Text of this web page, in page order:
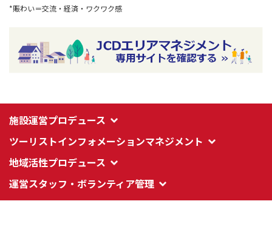
*賑わい＝交流・経済・ワクワク感
施設運営プロデュース
ツーリストインフォメーションマネジメント
地域活性プロデュース
運営スタッフ・ボランティア管理